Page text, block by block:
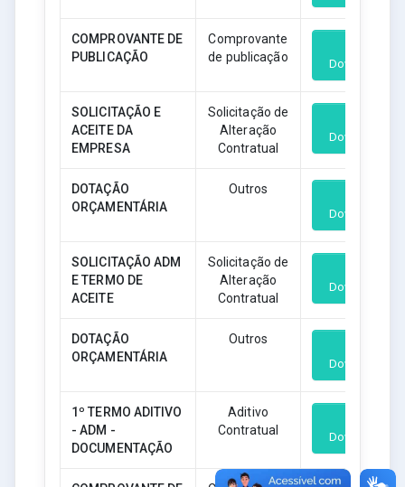
COMPROVANTE DE
PUBLICAÇÃO
Comprovante
de publicação
Download
SOLICITAÇÃO E
ACEITE DA
EMPRESA
Solicitação de
Alteração
Contratual
Download
DOTAÇÃO
ORÇAMENTÁRIA
Outros
Download
SOLICITAÇÃO ADM
E TERMO DE
ACEITE
Solicitação de
Alteração
Contratual
Download
DOTAÇÃO
ORÇAMENTÁRIA
Outros
Download
1º TERMO ADITIVO
- ADM -
DOCUMENTAÇÃO
Aditivo
Contratual
Download